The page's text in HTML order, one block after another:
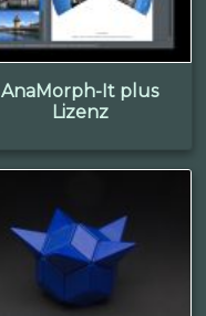
AnaMorph-It plus
Lizenz